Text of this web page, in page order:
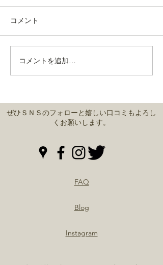
通常営業しております。
コメント
コメントを追加…
ぜひＳＮＳのフォローと嬉しい口コミもよろし
くお願いします。
FAQ
Blog
Instagram